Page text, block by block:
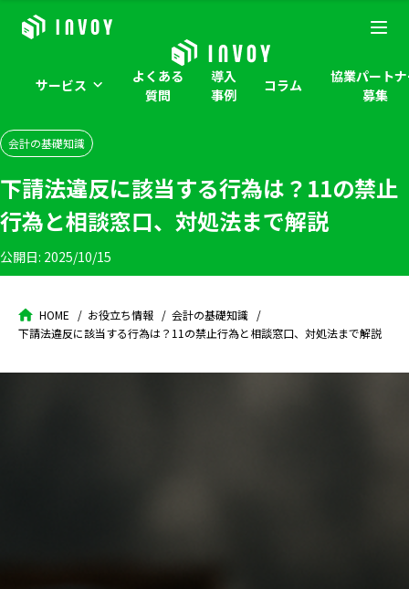
サービス
よくある
質問
導入
事例
コラム
協業パート
募集
会計の基礎知識
下請法違反に該当する行為は？11の禁止
行為と相談窓口、対処法まで解説
公開日: 2025/10/15
HOME お役立ち情報
会計の基礎知識
下請法違反に該当する行為は？11の禁止行為と相談窓口、対処法まで解説